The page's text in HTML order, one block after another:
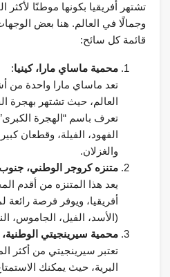
تشتهر أفريقيا بكونها موطنًا لأكثر
وجمالًا في العالم. هنا بعض
قائمة كل سائح:
محمية ماساي مارا، كينيا:
تعد ماساي مارا واحدة من
العالم، حيث تشتهر بهجرة
تعرف باسم “الهجرة
الفهود، الفيلة، وقطعان
والغزلان.
متنزه كروجر الوطني، جنوب
يعد هذا المتنزه من أقدم
أفريقيا، ويوفر فرصة رائعة
(الأسد، الفيل، الجاموس،
محمية سيرينجيتي الوطنية،
تعتبر سيرينجيتي من أكثر
البرية، حيث يمكنك